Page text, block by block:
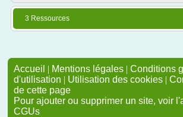
3 Ressources
Accueil | Mentions légales | Conditions
d'utilisation | Utilisation des cookies |
de cette page
Pour ajouter ou supprimer un site, voir
CGUs